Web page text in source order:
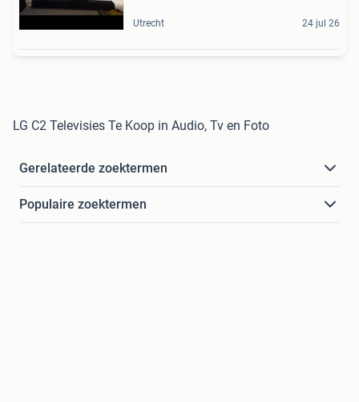
Utrecht 24 jul 26
LG C2 Televisies Te Koop in Audio, Tv en Foto
Gerelateerde zoektermen
Populaire zoektermen